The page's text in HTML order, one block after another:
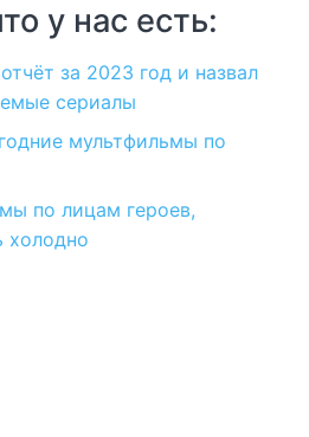
у нас есть:
за 2023 год и назвал
сериалы
мультфильмы по
по лицам героев,
холодно